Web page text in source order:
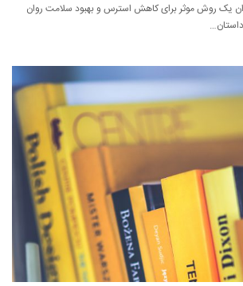
یک روش موثر برای کاهش استرس و بهبود سلامت روان